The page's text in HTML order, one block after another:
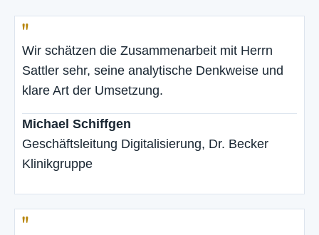
"
Wir schätzen die Zusammenarbeit mit Herrn
Sattler sehr, seine analytische Denkweise und
klare Art der Umsetzung.
Michael Schiffgen
Geschäftsleitung Digitalisierung, Dr. Becker
Klinikgruppe
"